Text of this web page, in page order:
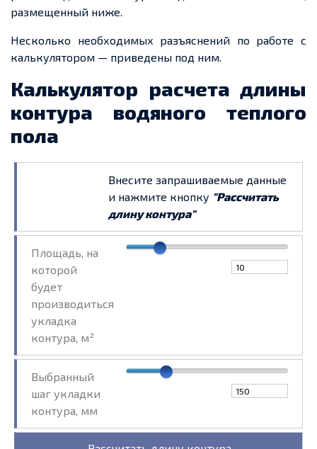
размещенный ниже.
Несколько необходимых разъяснений по работе с
калькулятором — приведены под ним.
Калькулятор расчета длины
контура водяного теплого
пола
Внесите запрашиваемые данные
и нажмите кнопку "Рассчитать
длину контура"
Площадь, на
которой
будет
производиться
укладка
контура, м²
Выбранный
шаг укладки
контура, мм